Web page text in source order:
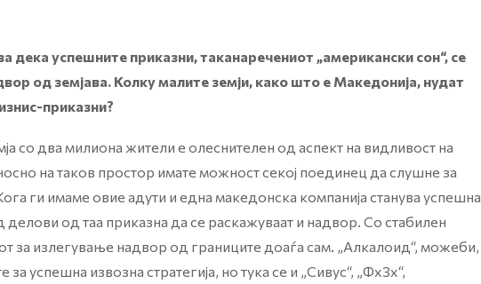
дека успешните приказни, таканаречениот „американски сон“, се
од земјава. Колку малите земји, како што е Македонија, нудат
приказни?
со два милиона жители е олеснителен од аспект на видливост на
на таков простор имате можност секој поединец да слушне за
ги имаме овие адути и една македонска компанија станува успешна
делови од таа приказна да се раскажуваат и надвор. Со стабилен
за излегување надвор од границите доаѓа сам. „Алкалоид“, можеби,
успешна извозна стратегија, но тука се и „Сивус“, „Фх3х“,